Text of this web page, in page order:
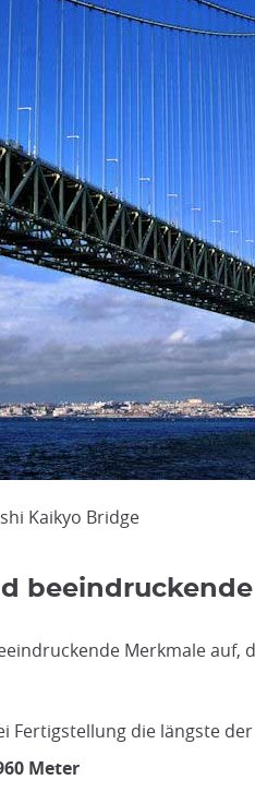
Kaikyo Bridge
Merkmale
Fertigstellung die längste
Meter